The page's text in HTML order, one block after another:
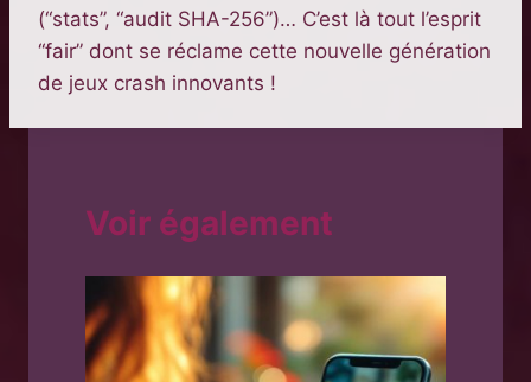
(“stats”, “audit SHA-256”)… C’est là tout l’esprit
“fair” dont se réclame cette nouvelle génération
de jeux crash innovants !
Voir également